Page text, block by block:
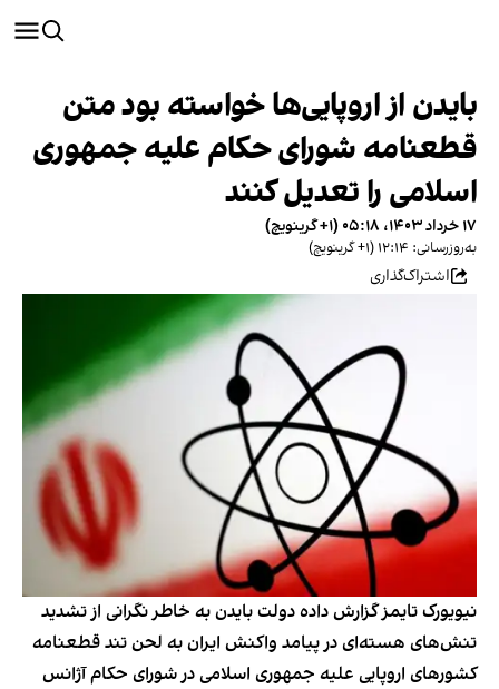
بایدن از اروپایی‌ها خواسته بود متن
قطعنامه شورای حکام علیه جمهوری
اسلامی را تعدیل کنند
۱۷ خرداد ۱۴۰۳، ۰۵:۱۸ (‎+۱ گرینویچ)
به‌روزرسانی: ۱۲:۱۴ (‎+۱ گرینویچ)
اشتراک‌گذاری
نیویورک تایمز گزارش داده دولت بایدن به خاطر نگرانی از تشدید
تنش‌های هسته‌ای در پیامد واکنش ایران به لحن تند قطعنامه
کشورهای اروپایی علیه جمهوری اسلامی در شورای حکام آژانس